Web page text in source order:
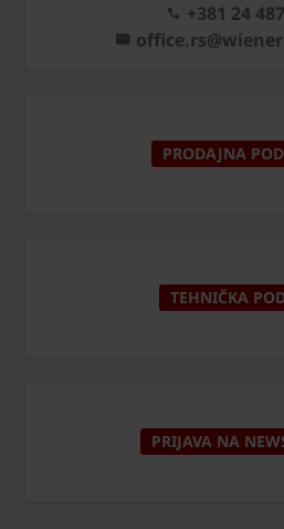
+381 24
PRODAJNA
TEHNIČKA
PRIJAVA NA